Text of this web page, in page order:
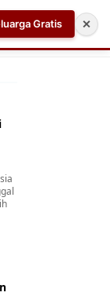
Skrip Video
Gratis ✕